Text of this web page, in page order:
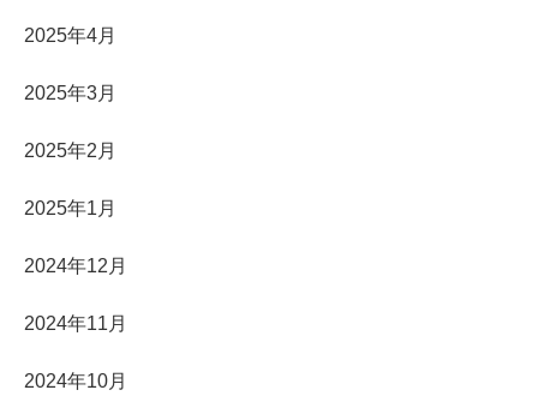
2025年4月
2025年3月
2025年2月
2025年1月
2024年12月
2024年11月
2024年10月